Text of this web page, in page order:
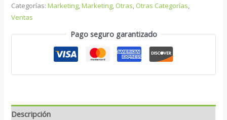
Categorías:Marketing,Marketing, Otras, Otras Categorías,
Ventas
Pago seguro garantizado
Descripción